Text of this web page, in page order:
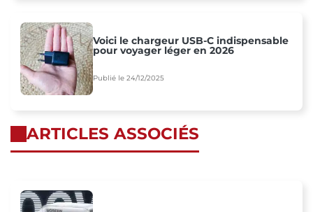
Voici le chargeur USB-C indispensable
pour voyager léger en 2026
Publié le 24/12/2025
ARTICLES ASSOCIÉS